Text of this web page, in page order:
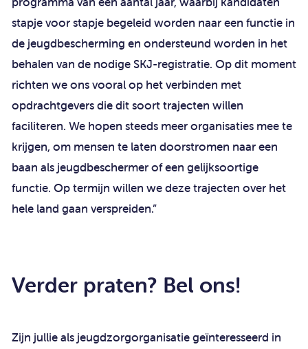
stapje voor stapje begeleid worden naar een functie in
de jeugdbescherming en ondersteund worden in het
behalen van de nodige SKJ-registratie. Op dit moment
richten we ons vooral op het verbinden met
opdrachtgevers die dit soort trajecten willen
faciliteren. We hopen steeds meer organisaties mee te
krijgen, om mensen te laten doorstromen naar een
baan als jeugdbeschermer of een gelijksoortige
functie. Op termijn willen we deze trajecten over het
hele land gaan verspreiden.”
Verder praten? Bel ons!
Zijn jullie als jeugdzorgorganisatie geïnteresseerd in